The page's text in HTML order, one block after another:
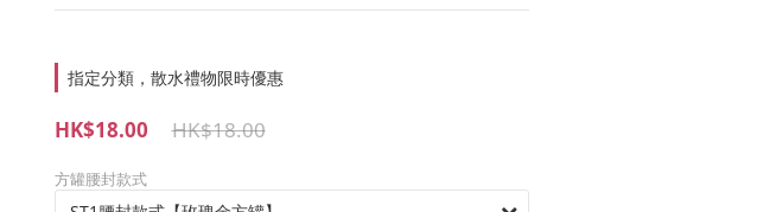
指定分類，散水禮物限時優惠
HK$18.00
HK$18.00
方罐腰封款式